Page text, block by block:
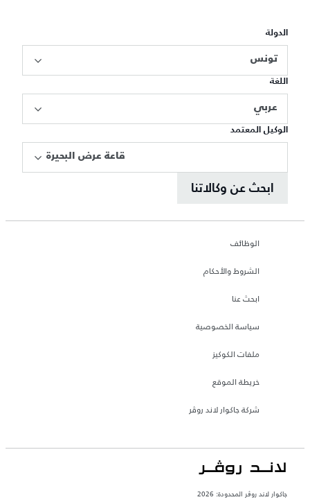
الدولة
تونس
اللغة
عربي
الوكيل المعتمد
قاعة عرض البحيرة
ابحث عن وكالاتنا
الوظائف
الشروط والأحكام
ابحث عنا
سياسة الخصوصية
ملفات الكوكيز
خريطة الموقع
شركة جاكوار لاند روڤر
جاكوار لاند روڨر المحدودة: 2026